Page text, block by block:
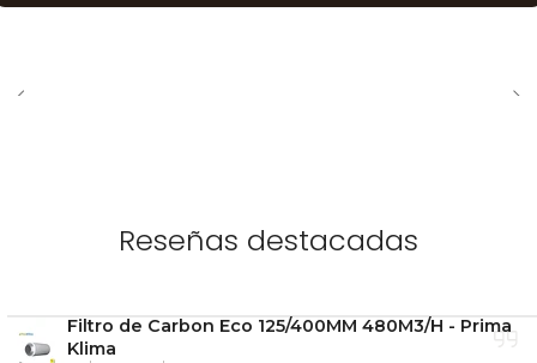
divertida y funcional. Perfecta para quienes buscan
Reseñas destacadas
Filtro de Carbon Eco 125/400MM 480M3/H - Prima
Klima